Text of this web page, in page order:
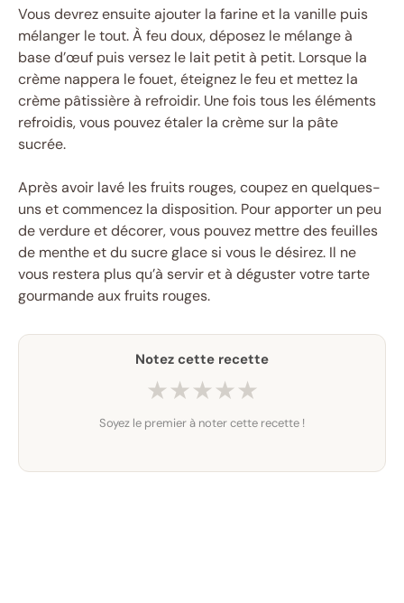
Vous devrez ensuite ajouter la farine et la vanille puis
mélanger le tout. À feu doux, déposez le mélange à
base d’œuf puis versez le lait petit à petit. Lorsque la
crème nappera le fouet, éteignez le feu et mettez la
crème pâtissière à refroidir. Une fois tous les éléments
refroidis, vous pouvez étaler la crème sur la pâte
sucrée.
Après avoir lavé les fruits rouges, coupez en quelques-
uns et commencez la disposition. Pour apporter un peu
de verdure et décorer, vous pouvez mettre des feuilles
de menthe et du sucre glace si vous le désirez. Il ne
vous restera plus qu’à servir et à déguster votre tarte
gourmande aux fruits rouges.
Notez cette recette
★★★★★
Soyez le premier à noter cette recette !